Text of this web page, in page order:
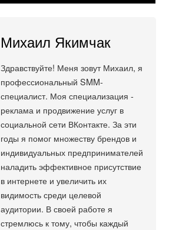
Михаил Якимчак
Здравствуйте! Меня зовут Михаил, я
профессиональный SMM-
специалист. Моя специализация -
реклама и продвижение услуг в
социальной сети ВКонтакте. За эти
годы я помог множеству брендов и
индивидуальных предпринимателей
наладить эффективное присутствие
в интернете и увеличить их
видимость среди целевой
аудитории. В своей работе я
стремлюсь к тому, чтобы каждый